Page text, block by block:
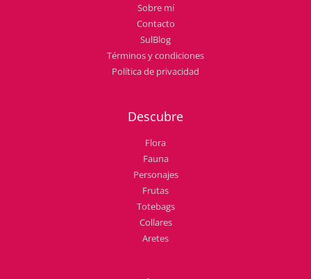
Sobre mí
Contacto
SulBlog
Términos y condiciones
Política de privacidad
Descubre
Flora
Fauna
Personajes
Frutas
Totebags
Collares
Aretes